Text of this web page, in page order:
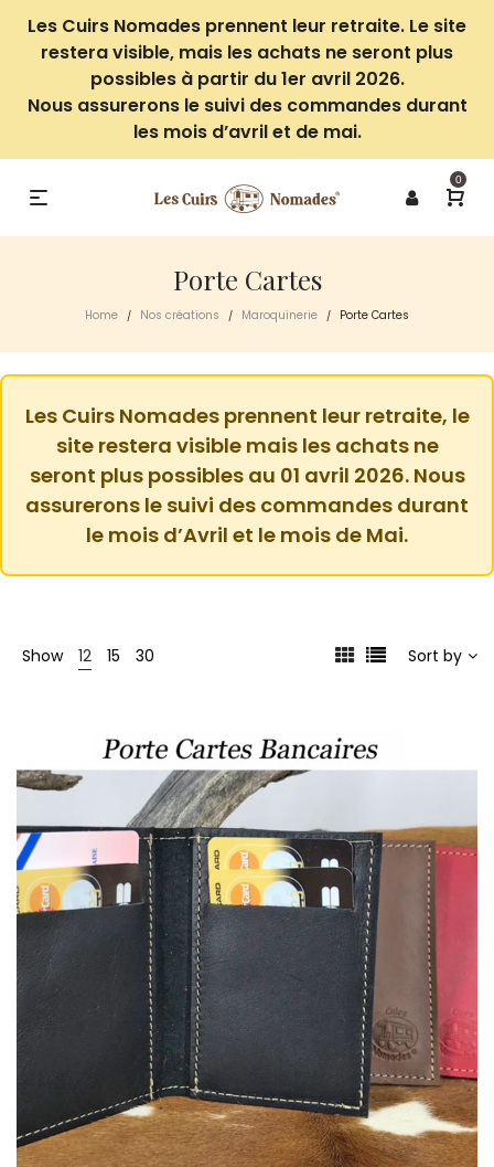
Les Cuirs Nomades prennent leur retraite. Le site
restera visible, mais les achats ne seront plus
possibles à partir du 1er avril 2026.
Nous assurerons le suivi des commandes durant
les mois d’avril et de mai.
0
Porte Cartes
Home / Nos créations / Maroquinerie / Porte Cartes
Les Cuirs Nomades prennent leur retraite, le
site restera visible mais les achats ne
seront plus possibles au 01 avril 2026. Nous
assurerons le suivi des commandes durant
le mois d’Avril et le mois de Mai.
Show 12 15 30 Sort by